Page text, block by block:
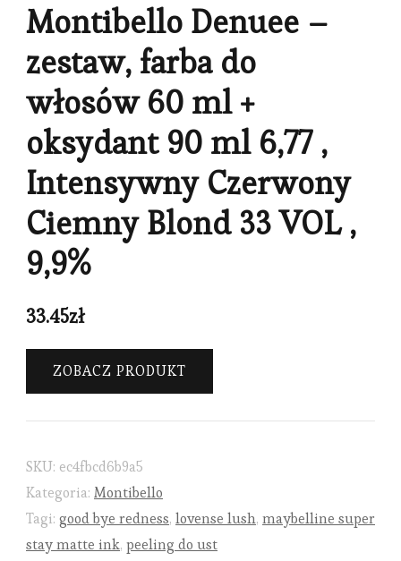
Montibello Denuee –
zestaw, farba do
włosów 60 ml +
oksydant 90 ml 6,77 ,
Intensywny Czerwony
Ciemny Blond 33 VOL ,
9,9%
33.45zł
ZOBACZ PRODUKT
SKU: ec4fbcd6b9a5
Kategoria: Montibello
Tagi: good bye redness, lovense lush, maybelline super
stay matte ink, peeling do ust